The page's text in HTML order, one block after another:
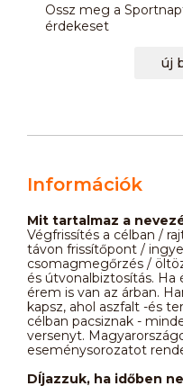
Ossz meg a
érdekeset
új
Információk
Mit tartalmaz a
Végfrissítés a célban /
távon frissítőpont /
csomagmegőrzés /
és útvonalbiztosítás. Ha
érem is van az árban.
kapsz, ahol aszfalt -és
célban pacsiznak -
versenyt.
eseménysorozatot
DÍjazzuk, ha időben